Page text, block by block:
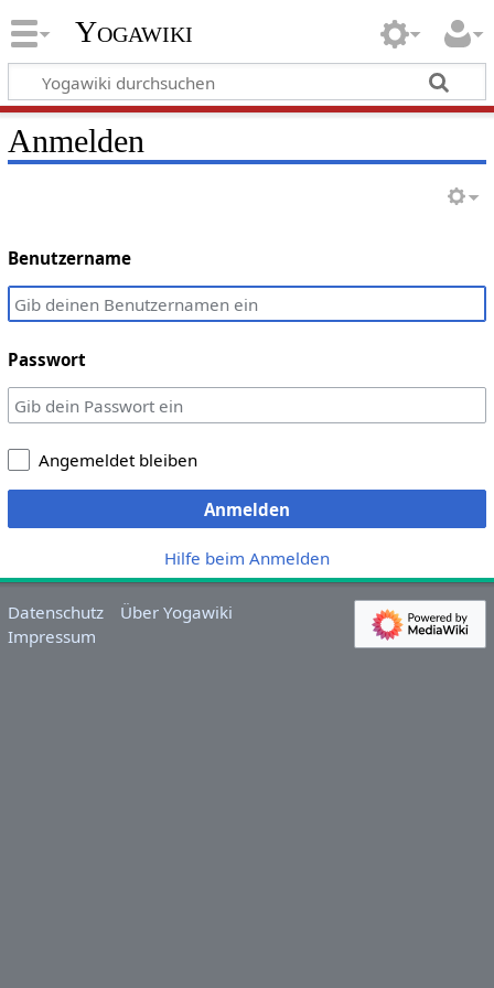
Yogawiki
Anmelden
Benutzername
Passwort
Angemeldet bleiben
Anmelden
Hilfe beim Anmelden
Datenschutz
Über Yogawiki
Impressum